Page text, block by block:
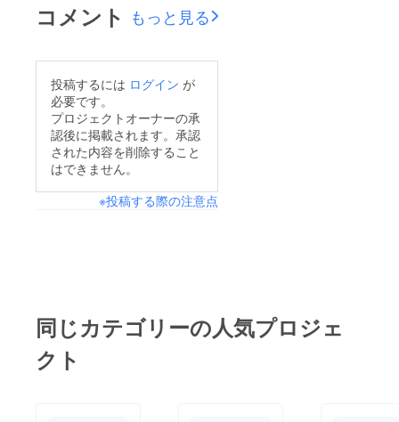
コメント もっと見る
投稿するには ログイン が
必要です。
プロジェクトオーナーの承
認後に掲載されます。承認
された内容を削除すること
はできません。
※投稿する際の注意点
同じカテゴリーの人気プロジェ
クト